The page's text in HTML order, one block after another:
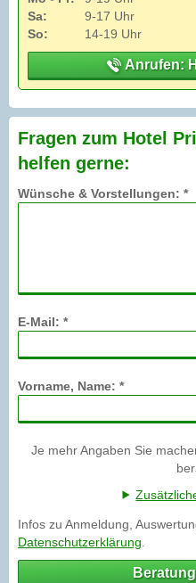
Sa:
9-17 Uhr
So:
14-19 Uhr
Anrufen:
Fragen zum Hotel
helfen gerne:
Wünsche & Vorstellungen: *
E-Mail: *
Vorname, Name: *
Je mehr Angaben Sie
Infos zu Anmeldung,
Datenschutzerklärung